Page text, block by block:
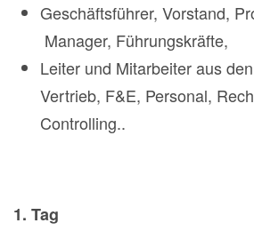
Geschäftsführer, Vorstand,
Manager, Führungskräfte,
Leiter und Mitarbeiter aus
Vertrieb, F&E, Personal,
Controlling..
1. Tag